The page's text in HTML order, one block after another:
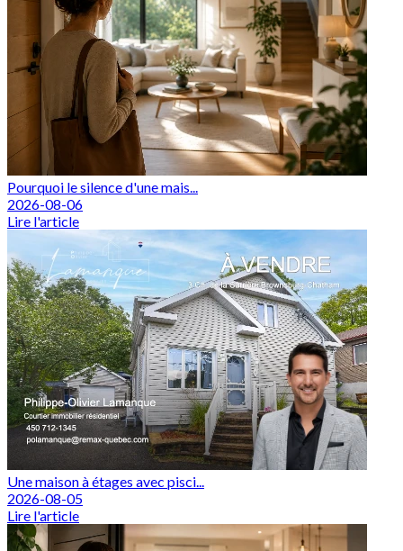
Pourquoi le silence d'une mais...
2026-08-06
Lire l'article
Une maison à étages avec pisci...
2026-08-05
Lire l'article